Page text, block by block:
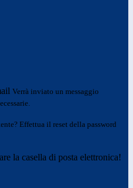
Verrà inviato un messaggio
Effettua il reset della password
la casella di posta elettronica!